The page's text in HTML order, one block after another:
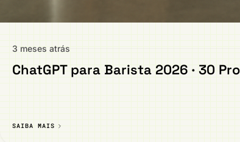
3 meses atrás
ChatGPT para Barista 2026 · 30
SAIBA MAIS